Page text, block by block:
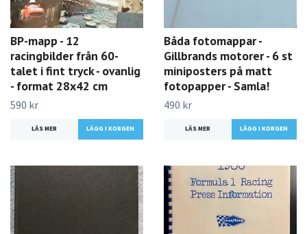
BP-mapp - 12
racingbilder från 60-
talet i fint tryck - ovanlig
- format 28x42 cm
590 kr
LÄS MER
Båda fotomappar -
Gillbrands motorer - 6 st
miniposters på matt
fotopapper - Samla!
490 kr
LÄS MER